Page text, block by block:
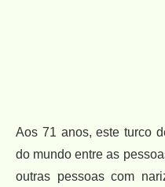
Aos 71 anos, este turco
do mundo entre as
outras pessoas com